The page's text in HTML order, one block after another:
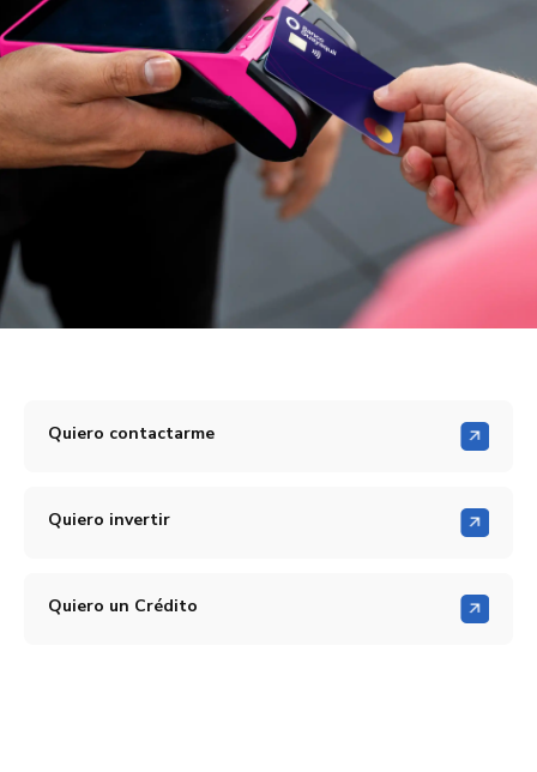
Quiero contactarme
Quiero invertir
Quiero un Crédito